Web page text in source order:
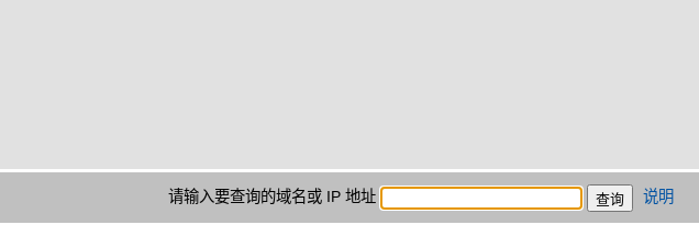
请输入要查询的域名或 IP 地址 说明